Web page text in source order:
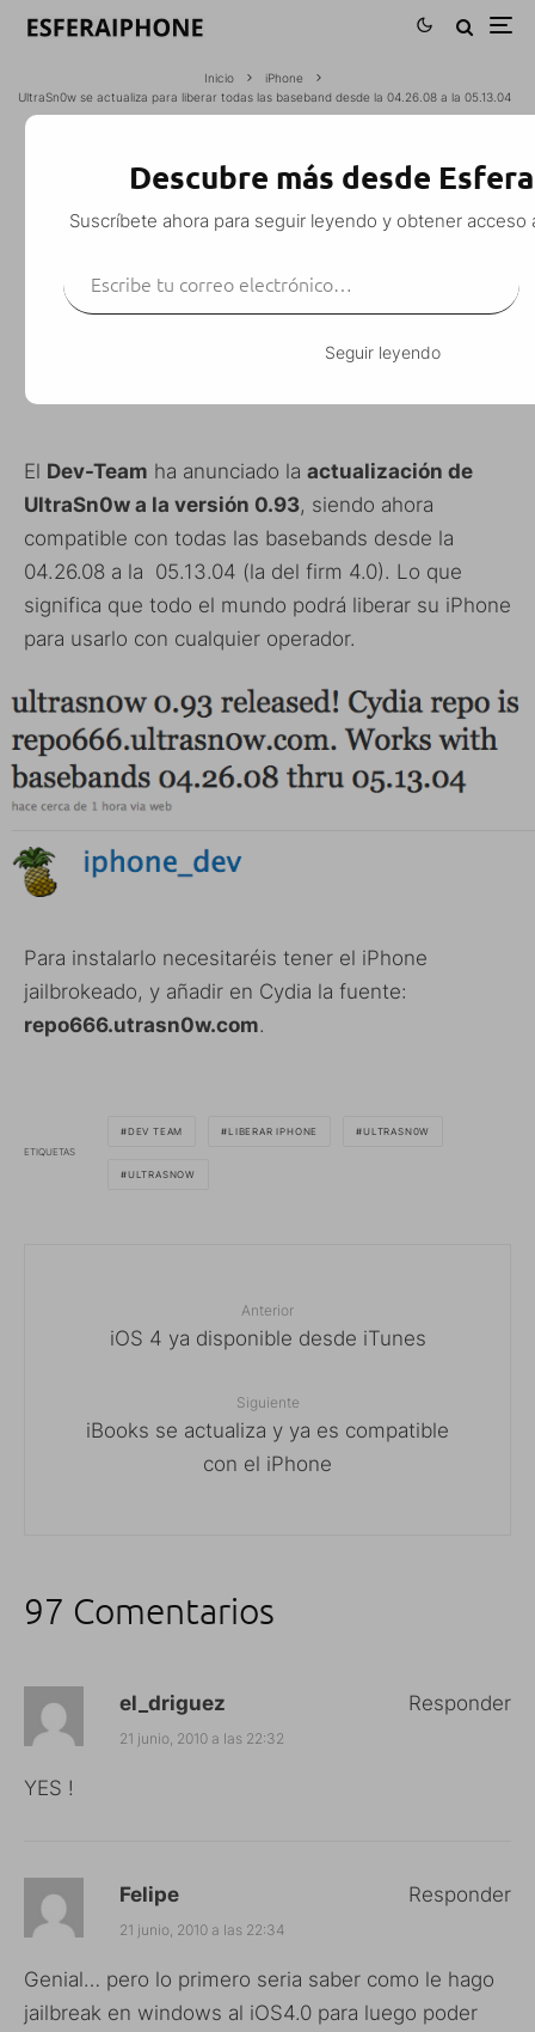
Inicio
iPhone
UltraSn0w se actualiza para liberar todas las baseband desde la 04.26.08 a la 05.13.04
ULTRASN0W SE ACTUALIZA PARA
LA 04.26.08 A LA 05.13.04
M. Alejandro W. García Fuentes (Esfera)
iPhone
El Dev-Team ha anunciado la actualización de
UltraSn0w a la versión 0.93, siendo ahora
compatible con todas las basebands desde la
04.26.08 a la 05.13.04 (la del firm 4.0). Lo que
significa que todo el mundo podrá liberar su iPhone
para usarlo con cualquier operador.
Para instalarlo necesitaréis tener el iPhone
jailbrokeado, y añadir en Cydia la fuente:
repo666.utrasn0w.com.
ETIQUETAS
DEV TEAM LIBERAR IPHONE ULTRASN0W
ULTRASNOW
Anterior
iOS 4 ya disponible desde iTunes
Siguiente
iBooks se actualiza y ya es compatible
con el iPhone
97 Comentarios
el_driguez
21 junio, 2010 a las 22:32
YES !
Responder
Felipe
21 junio, 2010 a las 22:34
Genial… pero lo primero seria saber como le hago
jailbreak en windows al iOS4.0 para luego poder
Responder
Descubre más desde
Suscríbete ahora para seguir leyendo y obtener acceso
Seguir leyendo